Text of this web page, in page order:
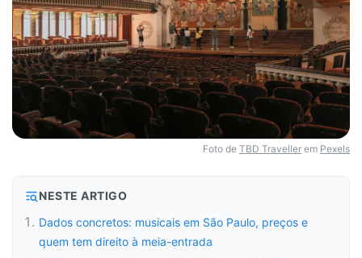
Foto de TBD Traveller em Pexels
NESTE ARTIGO
Dados concretos: musicais em São Paulo, preços e
quem tem direito à meia-entrada